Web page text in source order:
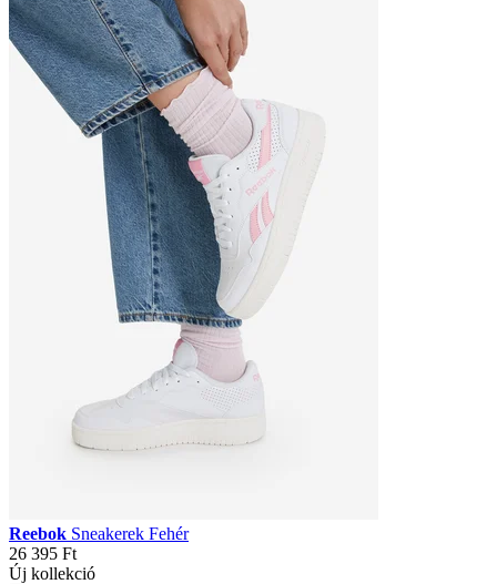
Reebok Sneakerek Fehér
26 395 Ft
Új kollekció